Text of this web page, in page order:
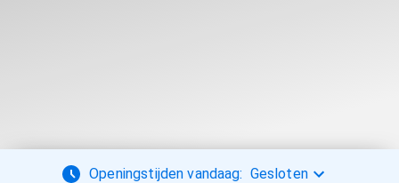
Openingstijden vandaag: Gesloten